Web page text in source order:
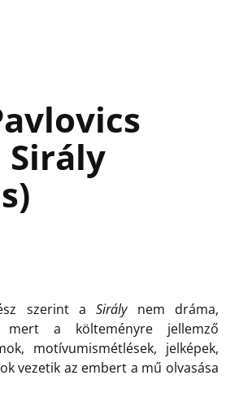
Sirály
szerint aSirálynem dráma,
mert a költeményre jellemző
motívumismétlések, jelképek,
vezetik az embert a mű olvasása